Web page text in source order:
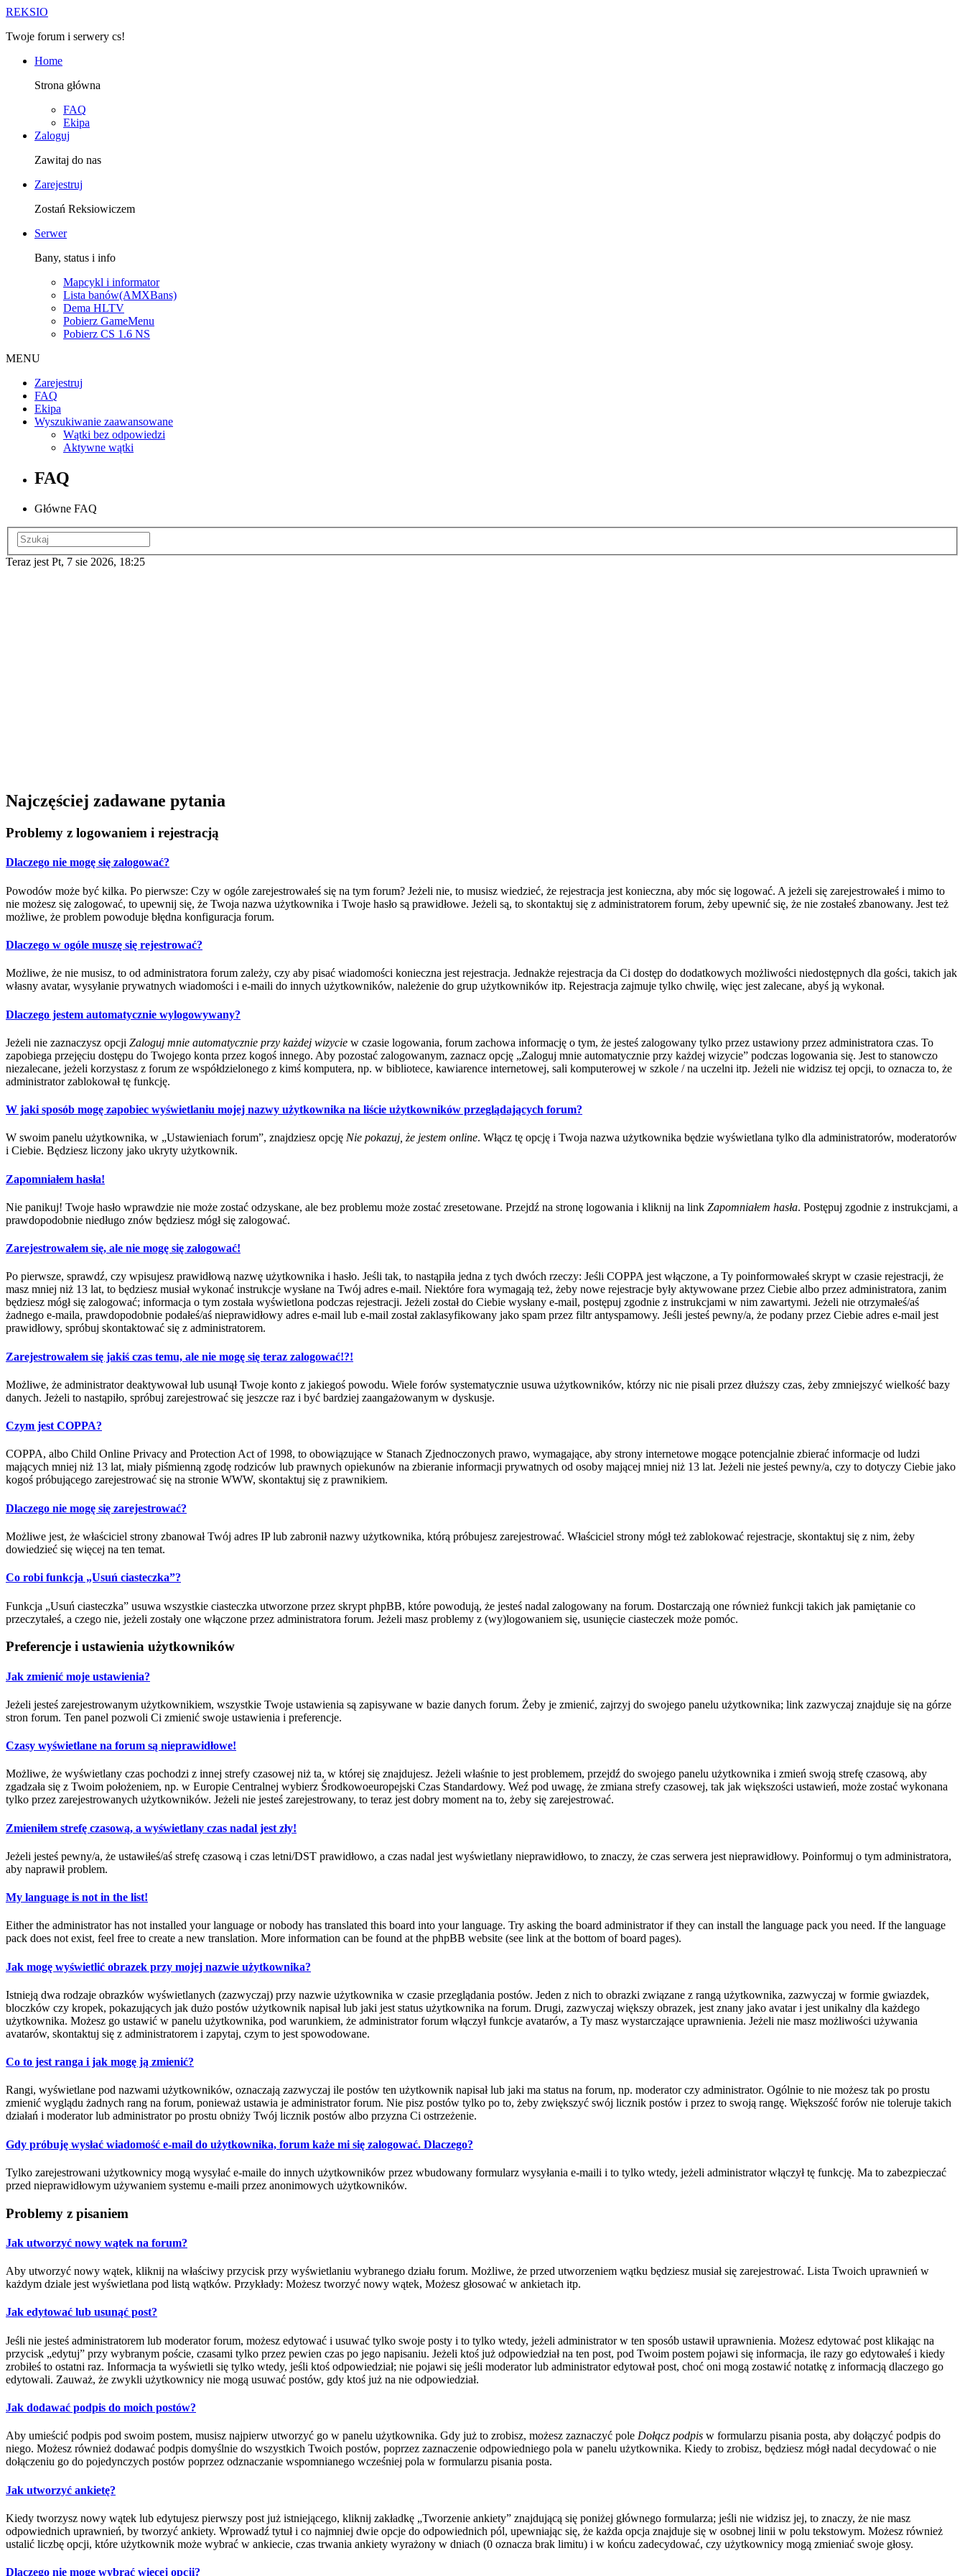
REKSIO
Twoje forum i serwery cs!
Home
Strona główna
FAQ
Ekipa
Zaloguj
Zawitaj do nas
Zarejestruj
Zostań Reksiowiczem
Serwer
Bany, status i info
Mapcykl i informator
Lista banów(AMXBans)
Dema HLTV
Pobierz GameMenu
Pobierz CS 1.6 NS
MENU
Zarejestruj
FAQ
Ekipa
Wyszukiwanie zaawansowane
Wątki bez odpowiedzi
Aktywne wątki
FAQ
Główne FAQ
Teraz jest Pt, 7 sie 2026, 18:25
Najczęściej zadawane pytania
Problemy z logowaniem i rejestracją
Dlaczego nie mogę się zalogować?
Powodów może być kilka. Po pierwsze: Czy w ogóle zarejestrowałeś się na tym forum? Jeżeli nie, to musisz wiedzieć, że rejestracja jest konieczna, aby móc się logować. A jeżeli się zarejestrowałeś i mimo to
nie możesz się zalogować, to upewnij się, że Twoja nazwa użytkownika i Twoje hasło są prawidłowe. Jeżeli są, to skontaktuj się z administratorem forum, żeby upewnić się, że nie zostałeś zbanowany. Jest też
możliwe, że problem powoduje błędna konfiguracja forum.
Dlaczego w ogóle muszę się rejestrować?
Możliwe, że nie musisz, to od administratora forum zależy, czy aby pisać wiadomości konieczna jest rejestracja. Jednakże rejestracja da Ci dostęp do dodatkowych możliwości niedostępnych dla gości, takich jak
własny avatar, wysyłanie prywatnych wiadomości i e-maili do innych użytkowników, należenie do grup użytkowników itp. Rejestracja zajmuje tylko chwilę, więc jest zalecane, abyś ją wykonał.
Dlaczego jestem automatycznie wylogowywany?
Jeżeli nie zaznaczysz opcji Zaloguj mnie automatycznie przy każdej wizycie w czasie logowania, forum zachowa informację o tym, że jesteś zalogowany tylko przez ustawiony przez administratora czas. To
zapobiega przejęciu dostępu do Twojego konta przez kogoś innego. Aby pozostać zalogowanym, zaznacz opcję „Zaloguj mnie automatycznie przy każdej wizycie” podczas logowania się. Jest to stanowczo
niezalecane, jeżeli korzystasz z forum ze współdzielonego z kimś komputera, np. w bibliotece, kawiarence internetowej, sali komputerowej w szkole / na uczelni itp. Jeżeli nie widzisz tej opcji, to oznacza to, że
administrator zablokował tę funkcję.
W jaki sposób mogę zapobiec wyświetlaniu mojej nazwy użytkownika na liście użytkowników przeglądających forum?
W swoim panelu użytkownika, w „Ustawieniach forum”, znajdziesz opcję Nie pokazuj, że jestem online. Włącz tę opcję i Twoja nazwa użytkownika będzie wyświetlana tylko dla administratorów, moderatorów
i Ciebie. Będziesz liczony jako ukryty użytkownik.
Zapomniałem hasła!
Nie panikuj! Twoje hasło wprawdzie nie może zostać odzyskane, ale bez problemu może zostać zresetowane. Przejdź na stronę logowania i kliknij na link Zapomniałem hasła. Postępuj zgodnie z instrukcjami, a
prawdopodobnie niedługo znów będziesz mógł się zalogować.
Zarejestrowałem się, ale nie mogę się zalogować!
Po pierwsze, sprawdź, czy wpisujesz prawidłową nazwę użytkownika i hasło. Jeśli tak, to nastąpiła jedna z tych dwóch rzeczy: Jeśli COPPA jest włączone, a Ty poinformowałeś skrypt w czasie rejestracji, że
masz mniej niż 13 lat, to będziesz musiał wykonać instrukcje wysłane na Twój adres e-mail. Niektóre fora wymagają też, żeby nowe rejestracje były aktywowane przez Ciebie albo przez administratora, zanim
będziesz mógł się zalogować; informacja o tym została wyświetlona podczas rejestracji. Jeżeli został do Ciebie wysłany e-mail, postępuj zgodnie z instrukcjami w nim zawartymi. Jeżeli nie otrzymałeś/aś
żadnego e-maila, prawdopodobnie podałeś/aś nieprawidłowy adres e-mail lub e-mail został zaklasyfikowany jako spam przez filtr antyspamowy. Jeśli jesteś pewny/a, że podany przez Ciebie adres e-mail jest
prawidłowy, spróbuj skontaktować się z administratorem.
Zarejestrowałem się jakiś czas temu, ale nie mogę się teraz zalogować!?!
Możliwe, że administrator deaktywował lub usunął Twoje konto z jakiegoś powodu. Wiele forów systematycznie usuwa użytkowników, którzy nic nie pisali przez dłuższy czas, żeby zmniejszyć wielkość bazy
danych. Jeżeli to nastąpiło, spróbuj zarejestrować się jeszcze raz i być bardziej zaangażowanym w dyskusje.
Czym jest COPPA?
COPPA, albo Child Online Privacy and Protection Act of 1998, to obowiązujące w Stanach Zjednoczonych prawo, wymagające, aby strony internetowe mogące potencjalnie zbierać informacje od ludzi
mających mniej niż 13 lat, miały piśmienną zgodę rodziców lub prawnych opiekunów na zbieranie informacji prywatnych od osoby mającej mniej niż 13 lat. Jeżeli nie jesteś pewny/a, czy to dotyczy Ciebie jako
kogoś próbującego zarejestrować się na stronie WWW, skontaktuj się z prawnikiem.
Dlaczego nie mogę się zarejestrować?
Możliwe jest, że właściciel strony zbanował Twój adres IP lub zabronił nazwy użytkownika, którą próbujesz zarejestrować. Właściciel strony mógł też zablokować rejestracje, skontaktuj się z nim, żeby
dowiedzieć się więcej na ten temat.
Co robi funkcja „Usuń ciasteczka”?
Funkcja „Usuń ciasteczka” usuwa wszystkie ciasteczka utworzone przez skrypt phpBB, które powodują, że jesteś nadal zalogowany na forum. Dostarczają one również funkcji takich jak pamiętanie co
przeczytałeś, a czego nie, jeżeli zostały one włączone przez administratora forum. Jeżeli masz problemy z (wy)logowaniem się, usunięcie ciasteczek może pomóc.
Preferencje i ustawienia użytkowników
Jak zmienić moje ustawienia?
Jeżeli jesteś zarejestrowanym użytkownikiem, wszystkie Twoje ustawienia są zapisywane w bazie danych forum. Żeby je zmienić, zajrzyj do swojego panelu użytkownika; link zazwyczaj znajduje się na górze
stron forum. Ten panel pozwoli Ci zmienić swoje ustawienia i preferencje.
Czasy wyświetlane na forum są nieprawidłowe!
Możliwe, że wyświetlany czas pochodzi z innej strefy czasowej niż ta, w której się znajdujesz. Jeżeli właśnie to jest problemem, przejdź do swojego panelu użytkownika i zmień swoją strefę czasową, aby
zgadzała się z Twoim położeniem, np. w Europie Centralnej wybierz Środkowoeuropejski Czas Standardowy. Weź pod uwagę, że zmiana strefy czasowej, tak jak większości ustawień, może zostać wykonana
tylko przez zarejestrowanych użytkowników. Jeżeli nie jesteś zarejestrowany, to teraz jest dobry moment na to, żeby się zarejestrować.
Zmieniłem strefę czasową, a wyświetlany czas nadal jest zły!
Jeżeli jesteś pewny/a, że ustawiłeś/aś strefę czasową i czas letni/DST prawidłowo, a czas nadal jest wyświetlany nieprawidłowo, to znaczy, że czas serwera jest nieprawidłowy. Poinformuj o tym administratora,
aby naprawił problem.
My language is not in the list!
Either the administrator has not installed your language or nobody has translated this board into your language. Try asking the board administrator if they can install the language pack you need. If the language
pack does not exist, feel free to create a new translation. More information can be found at the phpBB website (see link at the bottom of board pages).
Jak mogę wyświetlić obrazek przy mojej nazwie użytkownika?
Istnieją dwa rodzaje obrazków wyświetlanych (zazwyczaj) przy nazwie użytkownika w czasie przeglądania postów. Jeden z nich to obrazki związane z rangą użytkownika, zazwyczaj w formie gwiazdek,
bloczków czy kropek, pokazujących jak dużo postów użytkownik napisał lub jaki jest status użytkownika na forum. Drugi, zazwyczaj większy obrazek, jest znany jako avatar i jest unikalny dla każdego
użytkownika. Możesz go ustawić w panelu użytkownika, pod warunkiem, że administrator forum włączył funkcje avatarów, a Ty masz wystarczające uprawnienia. Jeżeli nie masz możliwości używania
avatarów, skontaktuj się z administratorem i zapytaj, czym to jest spowodowane.
Co to jest ranga i jak mogę ją zmienić?
Rangi, wyświetlane pod nazwami użytkowników, oznaczają zazwyczaj ile postów ten użytkownik napisał lub jaki ma status na forum, np. moderator czy administrator. Ogólnie to nie możesz tak po prostu
zmienić wyglądu żadnych rang na forum, ponieważ ustawia je administrator forum. Nie pisz postów tylko po to, żeby zwiększyć swój licznik postów i przez to swoją rangę. Większość forów nie toleruje takich
działań i moderator lub administrator po prostu obniży Twój licznik postów albo przyzna Ci ostrzeżenie.
Gdy próbuję wysłać wiadomość e-mail do użytkownika, forum każe mi się zalogować. Dlaczego?
Tylko zarejestrowani użytkownicy mogą wysyłać e-maile do innych użytkowników przez wbudowany formularz wysyłania e-maili i to tylko wtedy, jeżeli administrator włączył tę funkcję. Ma to zabezpieczać
przed nieprawidłowym używaniem systemu e-maili przez anonimowych użytkowników.
Problemy z pisaniem
Jak utworzyć nowy wątek na forum?
Aby utworzyć nowy wątek, kliknij na właściwy przycisk przy wyświetlaniu wybranego działu forum. Możliwe, że przed utworzeniem wątku będziesz musiał się zarejestrować. Lista Twoich uprawnień w
każdym dziale jest wyświetlana pod listą wątków. Przykłady: Możesz tworzyć nowy wątek, Możesz głosować w ankietach itp.
Jak edytować lub usunąć post?
Jeśli nie jesteś administratorem lub moderator forum, możesz edytować i usuwać tylko swoje posty i to tylko wtedy, jeżeli administrator w ten sposób ustawił uprawnienia. Możesz edytować post klikając na
przycisk „edytuj” przy wybranym poście, czasami tylko przez pewien czas po jego napisaniu. Jeżeli ktoś już odpowiedział na ten post, pod Twoim postem pojawi się informacja, ile razy go edytowałeś i kiedy
zrobiłeś to ostatni raz. Informacja ta wyświetli się tylko wtedy, jeśli ktoś odpowiedział; nie pojawi się jeśli moderator lub administrator edytował post, choć oni mogą zostawić notatkę z informacją dlaczego go
edytowali. Zauważ, że zwykli użytkownicy nie mogą usuwać postów, gdy ktoś już na nie odpowiedział.
Jak dodawać podpis do moich postów?
Aby umieścić podpis pod swoim postem, musisz najpierw utworzyć go w panelu użytkownika. Gdy już to zrobisz, możesz zaznaczyć pole Dołącz podpis w formularzu pisania posta, aby dołączyć podpis do
niego. Możesz również dodawać podpis domyślnie do wszystkich Twoich postów, poprzez zaznaczenie odpowiedniego pola w panelu użytkownika. Kiedy to zrobisz, będziesz mógł nadal decydować o nie
dołączeniu go do pojedynczych postów poprzez odznaczanie wspomnianego wcześniej pola w formularzu pisania posta.
Jak utworzyć ankietę?
Kiedy tworzysz nowy wątek lub edytujesz pierwszy post już istniejącego, kliknij zakładkę „Tworzenie ankiety” znajdującą się poniżej głównego formularza; jeśli nie widzisz jej, to znaczy, że nie masz
odpowiednich uprawnień, by tworzyć ankiety. Wprowadź tytuł i co najmniej dwie opcje do odpowiednich pól, upewniając się, że każda opcja znajduje się w osobnej linii w polu tekstowym. Możesz również
ustalić liczbę opcji, które użytkownik może wybrać w ankiecie, czas trwania ankiety wyrażony w dniach (0 oznacza brak limitu) i w końcu zadecydować, czy użytkownicy mogą zmieniać swoje głosy.
Dlaczego nie mogę wybrać więcej opcji?